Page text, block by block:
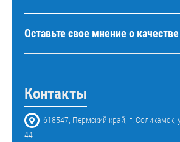
Оставьте свое мнение о качестве
Контакты
618547, Пермский край, г. Соликамск,
44